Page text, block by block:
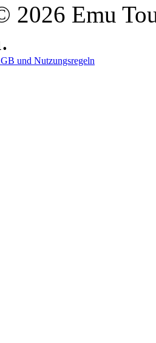
2026 Emu
und Nutzungsregeln